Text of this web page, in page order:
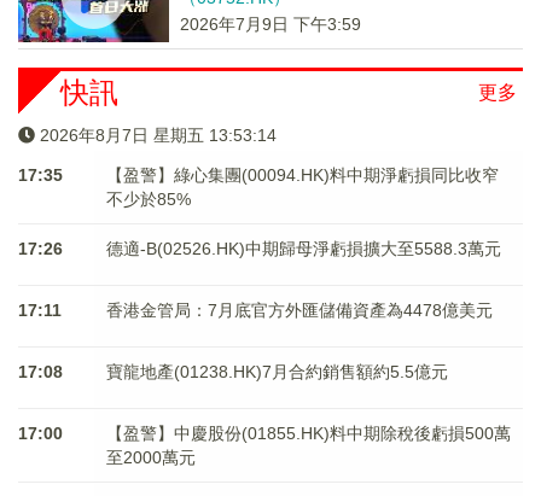
2026年7月9日 下午3:59
更多
快訊
2026年8月7日 星期五 13:53:14
17:35
【盈警】綠心集團(00094.HK)料中期淨虧損同比收窄
不少於85%
17:26 德適-B(02526.HK)中期歸母淨虧損擴大至5588.3萬元
17:11 香港金管局：7月底官方外匯儲備資產為4478億美元
17:08 寶龍地產(01238.HK)7月合約銷售額約5.5億元
17:00
【盈警】中慶股份(01855.HK)料中期除稅後虧損500萬
至2000萬元